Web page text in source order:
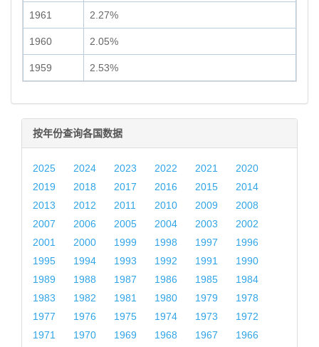
1961 2.27%
1960 2.05%
1959 2.53%
按年份查询各国数据
2025 2024 2023 2022 2021
2020
2019
2018 2017 2016 2015
2014
2013
2012 2011 2010 2009
2008
2007
2006 2005 2004 2003
2002
2001
2000 1999 1998 1997
1996
1995
1994 1993 1992 1991
1990
1989
1988 1987 1986 1985
1984
1983
1982 1981 1980 1979
1978
1977
1976 1975 1974 1973
1972
1971
1970 1969 1968 1967
1966